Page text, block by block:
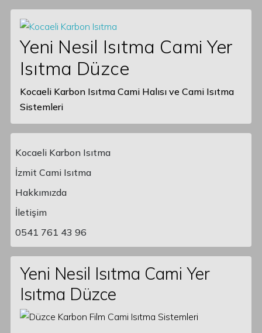
Yeni Nesil Isıtma Cami Yer
Isıtma Düzce
Kocaeli Karbon Isıtma Cami Halısı ve Cami Isıtma
Sistemleri
Main Navigation
Kocaeli Karbon Isıtma
İzmit Cami Isıtma
Hakkımızda
İletişim
0541 761 43 96
Yeni Nesil Isıtma Cami Yer
Isıtma Düzce